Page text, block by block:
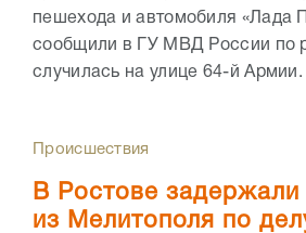
пешехода и автомобиля «Лада
сообщили в ГУ МВД России по
случилась на улице 64-й
Происшествия
В Ростове задержали
из Мелитополя по